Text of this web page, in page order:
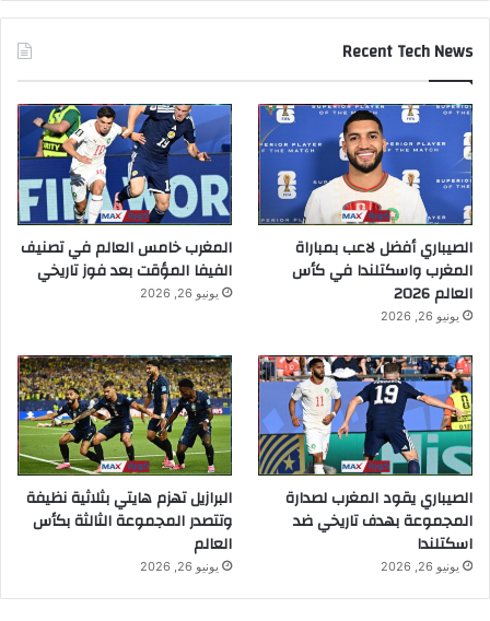
Recent Tech News
الصيباري أفضل لاعب بمباراة
المغرب واسكتلندا في كأس
العالم 2026
يونيو 26, 2026
المغرب خامس العالم في تصنيف
الفيفا المؤقت بعد فوز تاريخي
يونيو 26, 2026
الصيباري يقود المغرب لصدارة
المجموعة بهدف تاريخي ضد
اسكتلندا
يونيو 26, 2026
البرازيل تهزم هايتي بثلاثية نظيفة
وتتصدر المجموعة الثالثة بكأس
العالم
يونيو 26, 2026